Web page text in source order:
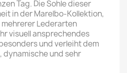
Tag. Die Sohle dieser
in der Marelbo-Kollektion,
Lederarten
visuell ansprechendes
und verleiht dem
dynamische und sehr